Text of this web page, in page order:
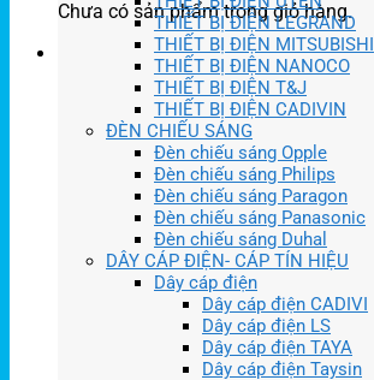
Chưa có sản phẩm trong giỏ hàng.
THIẾT BỊ ĐIỆN LEGRAND
THIẾT BỊ ĐIỆN MITSUBISHI
THIẾT BỊ ĐIỆN NANOCO
THIẾT BỊ ĐIỆN T&J
THIẾT BỊ ĐIỆN CADIVIN
ĐÈN CHIẾU SÁNG
Đèn chiếu sáng Opple
Đèn chiếu sáng Philips
Đèn chiếu sáng Paragon
Đèn chiếu sáng Panasonic
Đèn chiếu sáng Duhal
DÂY CÁP ĐIỆN- CÁP TÍN HIỆU
Dây cáp điện
Dây cáp điện CADIVI
Dây cáp điện LS
Dây cáp điện TAYA
Dây cáp điện Taysin